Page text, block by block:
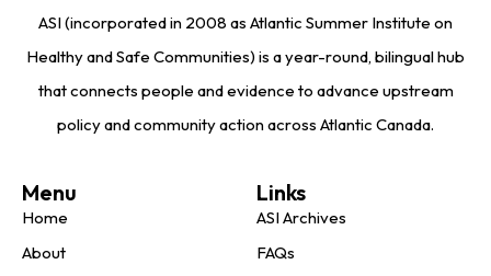
ASI (incorporated in 2008 as Atlantic Summer Institute on
Healthy and Safe Communities) is a year-round, bilingual hub
that connects people and evidence to advance upstream
policy and community action across Atlantic Canada.
Menu
Home
About
Links
ASI Archives
FAQs